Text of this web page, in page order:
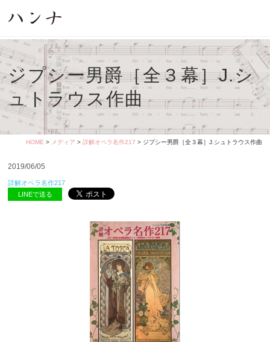
ジプシー男爵［全３幕］J.シ
ュトラウス作曲
HOME > メディア > 詳解オペラ名作217 > ジプシー男爵［全３幕］J.シュトラウス作曲
2019/06/05
詳解オペラ名作217
LINEで送る